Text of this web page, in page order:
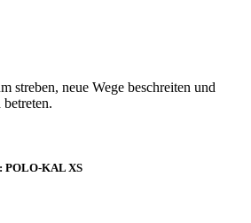
streben, neue Wege beschreiten und
POLO-KAL XS